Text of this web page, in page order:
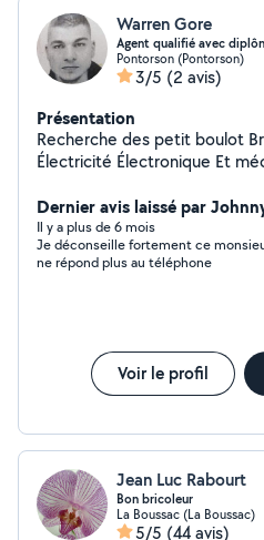
Warren Gore
Agent qualifié avec
Pontorson (Pontorson)
3/5 (2 avis)
Présentation
Recherche des petit boulot Bricolage Plomberie
Électricité Électronique Et mécanique pour tout type
Dernier avis laissé par
Il y a plus de 6 mois
Je déconseille fortement ce
ne répond plus au téléphone
Voir le profil
Jean Luc Rabourt
Bon bricoleur
La Boussac (La Boussac)
5/5 (44 avis)